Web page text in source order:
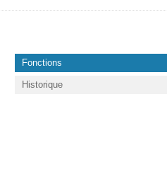
Fonctions
Historique